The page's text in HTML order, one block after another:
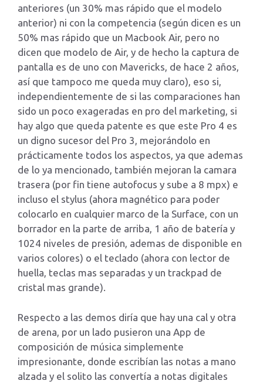
anteriores (un 30% mas rápido que el modelo
anterior) ni con la competencia (según dicen es un
50% mas rápido que un Macbook Air, pero no
dicen que modelo de Air, y de hecho la captura de
pantalla es de uno con Mavericks, de hace 2 años,
así que tampoco me queda muy claro), eso si,
independientemente de si las comparaciones han
sido un poco exageradas en pro del marketing, si
hay algo que queda patente es que este Pro 4 es
un digno sucesor del Pro 3, mejorándolo en
prácticamente todos los aspectos, ya que ademas
de lo ya mencionado, también mejoran la camara
trasera (por fin tiene autofocus y sube a 8 mpx) e
incluso el stylus (ahora magnético para poder
colocarlo en cualquier marco de la Surface, con un
borrador en la parte de arriba, 1 año de batería y
1024 niveles de presión, ademas de disponible en
varios colores) o el teclado (ahora con lector de
huella, teclas mas separadas y un trackpad de
cristal mas grande).
Respecto a las demos diría que hay una cal y otra
de arena, por un lado pusieron una App de
composición de música simplemente
impresionante, donde escribían las notas a mano
alzada y el solito las convertía a notas digitales